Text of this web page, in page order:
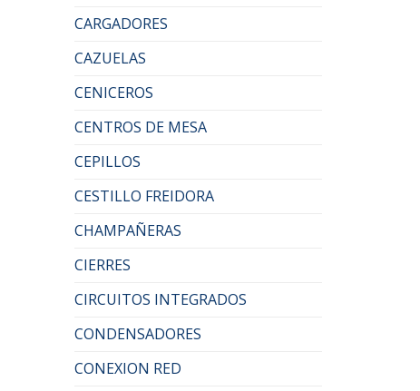
CARGADORES
CAZUELAS
CENICEROS
CENTROS DE MESA
CEPILLOS
CESTILLO FREIDORA
CHAMPAÑERAS
CIERRES
CIRCUITOS INTEGRADOS
CONDENSADORES
CONEXION RED